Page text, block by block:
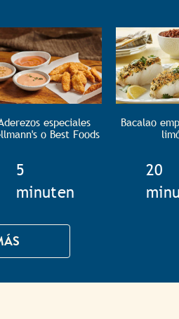
especiales
o Best Foods
TotalTime
5
minuten
Bacalao
20